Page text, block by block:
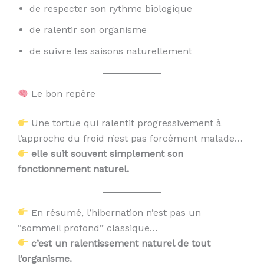
de respecter son rythme biologique
de ralentir son organisme
de suivre les saisons naturellement
Le bon repère
Une tortue qui ralentit progressivement à
l’approche du froid n’est pas forcément malade…
elle suit souvent simplement son
fonctionnement naturel.
En résumé, l’hibernation n’est pas un
“sommeil profond” classique…
c’est un ralentissement naturel de tout
l’organisme.